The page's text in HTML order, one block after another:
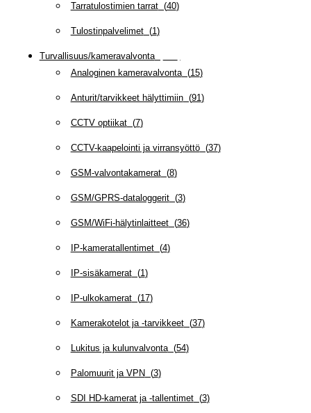
Tarratulostimien tarrat(40)
Tulostinpalvelimet(1)
Turvallisuus/kameravalvonta(
Analoginen kameravalvonta(15)
Anturit/tarvikkeet hälyttimiin(91)
CCTV optiikat(7)
CCTV-kaapelointi ja virransyöttö(37)
GSM-valvontakamerat(8)
GSM/GPRS-dataloggerit(3)
GSM/WiFi-hälytinlaitteet(36)
IP-kameratallentimet(4)
IP-sisäkamerat(1)
IP-ulkokamerat(17)
Kamerakotelot ja -tarvikkeet(37)
Lukitus ja kulunvalvonta(54)
Palomuurit ja VPN (3)
SDI HD-kamerat ja -tallentimet(3)